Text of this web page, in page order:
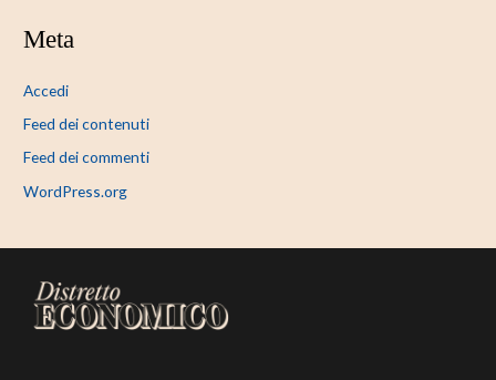
Meta
Accedi
Feed dei contenuti
Feed dei commenti
WordPress.org